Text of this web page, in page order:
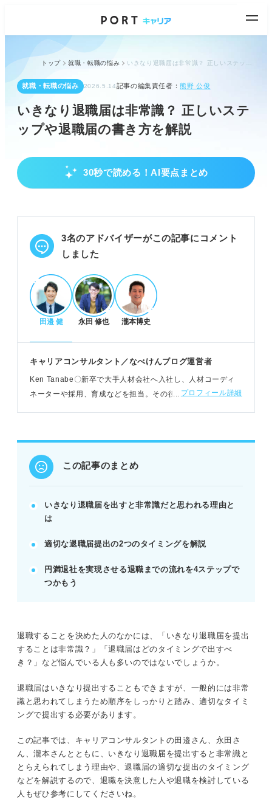
トップ 就職・転職の悩み
就職・転職の悩み 2026.5.14記事の編集責任者：熊野 公俊
いきなり退職届は非常識？ 正しいステ
ップや退職届の書き方を解説
30秒で読める！AI要点まとめ
いきなり退職届はなぜ非常識？その理由とリス
退職後の会社との関係悪化や再就職への悪影響リス
クがある
POINT：法的には問題なくても、円満退職には配慮
が不可欠。
退職届を出す適切なタイミングと例外パターン
法律上は2週間前で良いが、就業規則の1～3カ月前
円満退職には就業規則に則った早めの相談が望まし
い
ハラスメントや退職拒否など、やむを得ない場合は
POINT：状況に応じて、法律とマナーのバランスを
見極める。
円満退職を実現するまでの正しいステップ
就業規則を確認し、退職希望日を設定する
る
POINT：ルールとマナーを守り、会社への配慮を示
すことでスムーズな退職が可能。
円満退社を目指すならいきなり退職届を出すの
はやめておこう！
いきなり退職届は一般的に非常識だと思われ
る！ その理由とは
適切とされる退職届を出すタイミングは？
再就職にも影響？ いきなり退職届を出す2つの
※AIの特性上、間違いが含まれている場合があります。記事本文
と併せてご確認ください。
3名のアドバイザーがこの記事にコメント
しました
田邉 健 永田 修也 瀧本博史
キャリアコンサルタント／なべけんブログ運営者
Ken Tanabe〇新卒で大手人材会社へ入社し、人材コーディ
ネーターや採用、育成などを担当。その後独立し、現在はカ
プロフィール詳細
この記事のまとめ
いきなり退職届を出すと非常識だと思われる理由と
は
適切な退職届提出の2つのタイミングを解説
円満退社を実現させる退職までの流れを4ステップで
つかもう
退職することを決めた人のなかには、「いきなり退職届を提出
することは非常識？」「退職届はどのタイミングで出すべ
き？」など悩んでいる人も多いのではないでしょうか。
退職届はいきなり提出することもできますが、一般的には非常
識と思われてしまうため順序をしっかりと踏み、適切なタイミ
ングで提出する必要があります。
この記事では、キャリアコンサルタントの田邉さん、永田さ
ん、瀧本さんとともに、いきなり退職届を提出すると非常識と
とらえられてしまう理由や、退職届の適切な提出のタイミング
などを解説するので、退職を決意した人や退職を検討している
人もぜひ参考にしてくださいね。